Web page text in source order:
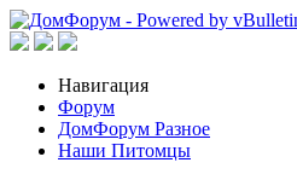
Навигация
Форум
ДомФорум Разное
Наши Питомцы